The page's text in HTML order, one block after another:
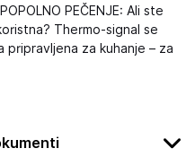
PEČENJE: Ali ste
Thermo-signal se
za kuhanje – za